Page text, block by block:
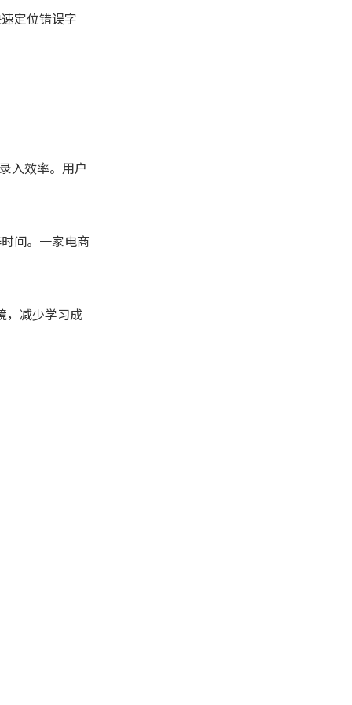
定位错误字
入效率。用户
间。一家电商
，减少学习成